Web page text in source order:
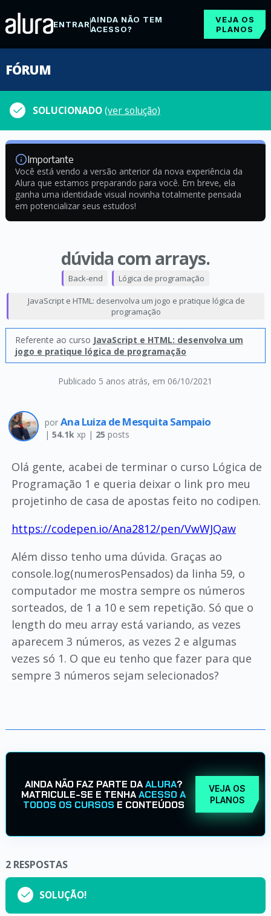
ENTRARAINDA NÃO TEM
ACESSO?
VEJA OS
PLANOS
FÓRUM
SOLUCIONADO(ver solução)
Importante
Você está vendo a versão anterior da nova experiência da
Alura que estamos preparando para você. Em breve, ela
ganha uma identidade visual novinha totalmente pensada
em potencializar seus estudos!
dúvida com arrays.
Publicado 5 anos atrás, em 06/10/2021
Back-end Lógica de programação
JavaScript e HTML: desenvolva um jogo e pratique lógica de
programação
Referente ao curso JavaScript e HTML: desenvolva um
jogo e pratique lógica de programação
por Ana Luiza de Mesquita Sampaio
| 54.1kxp | 25 posts
Olá gente, acabei de terminar o curso Lógica de
Programação 1 e queria deixar o link pro meu
projetinho de casa de apostas feito no codipen.
https://codepen.io/Ana2812/pen/VwWJQaw
Além disso tenho uma dúvida. Graças ao
console.log(numerosPensados) da linha 59, o
computador me mostra sempre os números
sorteados, de 1 a 10 e sem repetição. Só que o
length do meu array está variando, as vezes
aparecem 3 números, as vezes 2 e algumas
vezes só 1. O que eu tenho que fazer para que
sempre 3 números sejam selecionados?
AINDA NÃO FAZ PARTE DAALURA?
MATRICULE-SE E TENHAACESSO A
TODOS OS CURSOS E CONTEÚDOS
VEJA OS
PLANOS
2 RESPOSTAS
SOLUÇÃO!